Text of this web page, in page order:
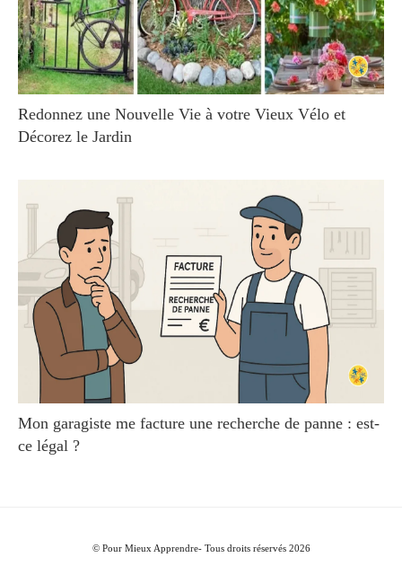
Redonnez une Nouvelle Vie à votre Vieux Vélo et
Décorez le Jardin
Mon garagiste me facture une recherche de panne : est-
ce légal ?
© Pour Mieux Apprendre- Tous droits réservés 2026